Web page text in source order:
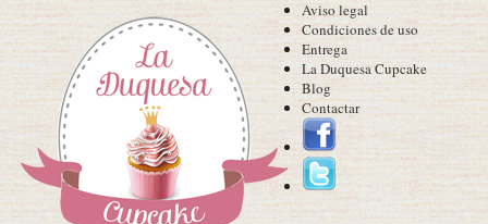
Aviso legal
Condiciones de uso
Entrega
La Duquesa Cupcake
Blog
Contactar